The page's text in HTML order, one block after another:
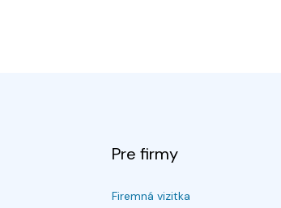
Pre firmy
Firemná vizitka